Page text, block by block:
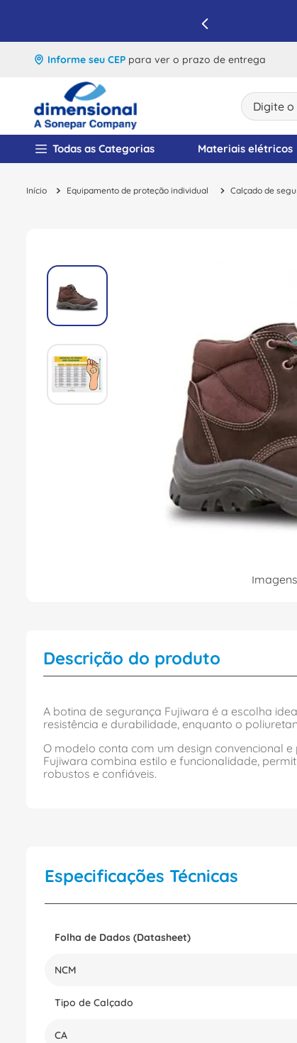
Informe seu CEP para ver o prazo de entrega
Digite o
Todas as Categorias Materiais elétricos
Equipamento de proteção individual Calçado de
Descrição do produto
A botina de segurança Fujiwara é a escolha
resistência e durabilidade, enquanto o
O modelo conta com um design convencional
Fujiwara combina estilo e funcionalidade,
robustos e confiáveis.
Especificações Técnicas
Folha de Dados (Datasheet)
NCM
Tipo de Calçado
CA
1º disjuntor
º cabo flexivel
8º fita isolante
9 º caixa
º disjuntor